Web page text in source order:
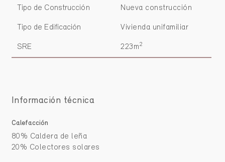
Tipo de Construcción Nueva construcción
Tipo de Edificación Vivienda unifamiliar
SRE 223m2
Información técnica
Calefacción
80% Caldera de leña
20% Colectores solares